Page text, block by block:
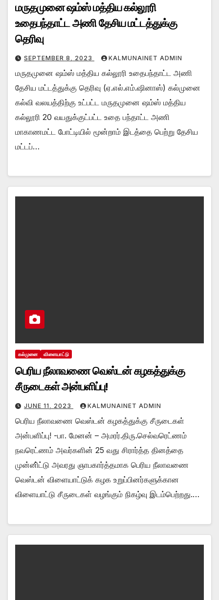
மருதமுனை ஷம்ஸ் மத்திய கல்லூரி
உதைபந்தாட்ட அணி தேசிய மட்டத்துக்கு
தெரிவு
SEPTEMBER 8, 2023 KALMUNAINET ADMIN
மருதமுனை ஷம்ஸ் மத்திய கல்லூரி உதைபந்தாட்ட அணி
தேசிய மட்டத்துக்கு தெரிவு (ஏ.எல்.எம்.ஷினாஸ்) கல்முனை
கல்வி வலயத்திற்கு உட்பட்ட மருதமுனை ஷம்ஸ் மத்திய
கல்லூரி 20 வயதுக்குட்பட்ட உதை பந்தாட்ட அணி
மாகாணமட்ட போட்டியில் மூன்றாம் இடத்தை பெற்று தேசிய
மட்டப்…
கல்முனை விளையாட்டு
பெரிய நீலாவணை வெஸ்டன் கழகத்துக்கு
சீருடைகள் அன்பளிப்பு!
JUNE 11, 2023 KALMUNAINET ADMIN
பெரிய நீலாவணை வெஸ்டன் கழகத்துக்கு சீருடைகள்
அன்பளிப்பு! -பா. மேனன் – அமரர்.திரு.செல்வரெட்ணம்
நவரெட்ணம் அவர்களின் 25 வது சிரார்த்த தினத்தை
முன்னி்ட்டு அவரது ஞாபகார்த்தமாக பெரிய நீலாவணை
வெஸ்டன் விளையாட்டுக் கழக உறுப்பினர்களுக்கான
விளையாட்டு சீருடைகள் வழங்கும் நிகழ்வு இடம்பெற்றது.…